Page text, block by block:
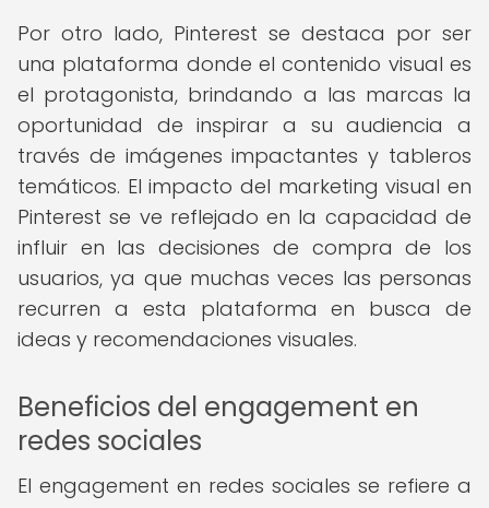
Por otro lado, Pinterest se destaca por ser
una plataforma donde el contenido visual es
el protagonista, brindando a las marcas la
oportunidad de inspirar a su audiencia a
través de imágenes impactantes y tableros
temáticos. El impacto del marketing visual en
Pinterest se ve reflejado en la capacidad de
influir en las decisiones de compra de los
usuarios, ya que muchas veces las personas
recurren a esta plataforma en busca de
ideas y recomendaciones visuales.
Beneficios del engagement en
redes sociales
El engagement en redes sociales se refiere a